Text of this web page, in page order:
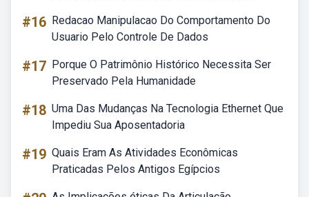
#16 Redacao Manipulacao Do Comportamento Do
Usuario Pelo Controle De Dados
#17 Porque O Patrimônio Histórico Necessita Ser
Preservado Pela Humanidade
#18 Uma Das Mudanças Na Tecnologia Ethernet Que
Impediu Sua Aposentadoria
#19 Quais Eram As Atividades Econômicas
Praticadas Pelos Antigos Egípcios